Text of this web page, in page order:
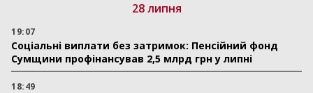
28 липня
19:07
Соціальні виплати без затримок: Пенсійний фонд
Сумщини профінансував 2,5 млрд грн у липні
18:49